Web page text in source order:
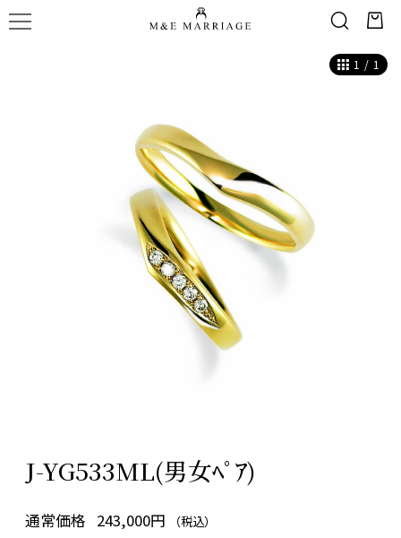
1 / 1
J-YG533ML(男女ﾍﾟｱ)
通常価格 243,000円 （税込）